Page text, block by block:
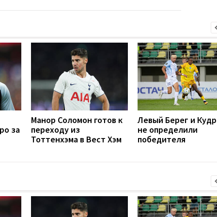
за
Манор Соломон готов к
переходу из
Тоттенхэма в Вест Хэм
Левый Берег и
не определили
победителя